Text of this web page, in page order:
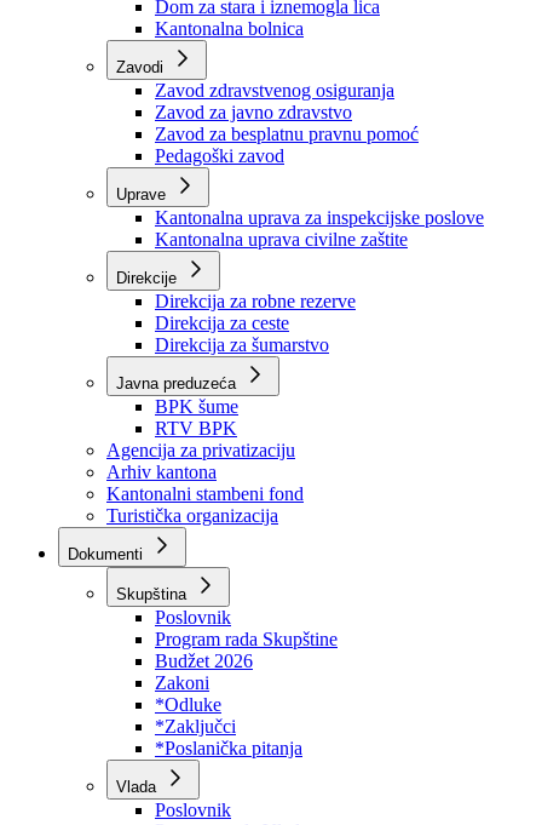
Ustanove
Centar za socijalni rad
Dom za stara i iznemogla lica
Kantonalna bolnica
Zavodi
Zavod zdravstvenog osiguranja
Zavod za javno zdravstvo
Zavod za besplatnu pravnu pomoć
Pedagoški zavod
Kantonalna uprava za inspekcijske poslove
Kantonalna uprava civilne zaštite
Direkcije
Direkcija za robne rezerve
Direkcija za ceste
Direkcija za šumarstvo
Javna preduzeća
BPK šume
RTV BPK
Agencija za privatizaciju
Arhiv kantona
Kantonalni stambeni fond
Turistička organizacija
Dokumenti
Skupština
Poslovnik
Program rada Skupštine
Budžet 2026
Zakoni
*Odluke
*Zaključci
*Poslanička pitanja